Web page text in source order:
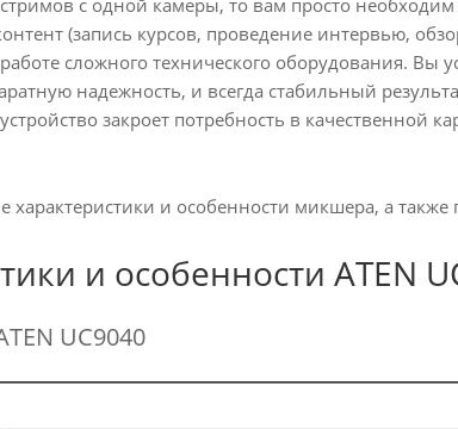
с одной камеры, то вам просто
(запись курсов, проведение интервью,
сложного технического оборудования.
надежность, и всегда стабильный
закроет потребность в
характеристики и особенности микшера, а
и особенности ATEN
UC9040